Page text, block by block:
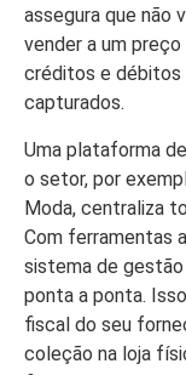
assegura que não
vender a um
créditos e débitos
capturados.
Uma plataforma
o setor, por
Moda, centraliza
Com ferramentas
sistema de
ponta a ponta.
fiscal do seu
coleção na loja